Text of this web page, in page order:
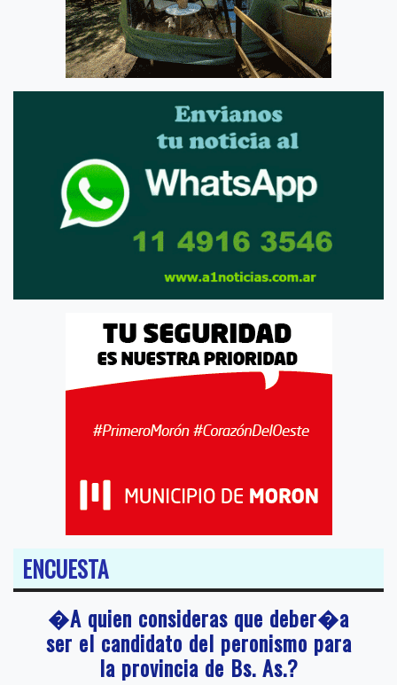
ENCUESTA
�A quien consideras que deber�a
ser el candidato del peronismo para
la provincia de Bs. As.?